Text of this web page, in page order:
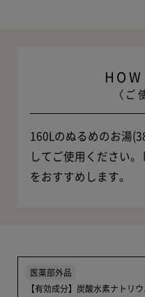
〈ご
160Lのぬるめのお湯
してご使用ください。
をおすすめします。
医薬部外品
【有効成分】炭酸水素ナトリ